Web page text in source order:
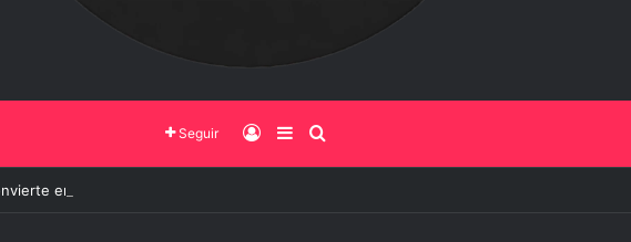
Seguir Iniciar Sesión
Barra Lateral
en epicentro de la innovación, más de 600 personas ya participan del NOA Innova